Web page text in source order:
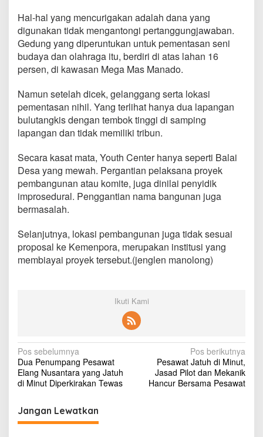
r
Hal-hal yang mencurigakan adalah dana yang
digunakan tidak mengantongi pertanggungjawaban.
Gedung yang diperuntukan untuk pementasan seni
budaya dan olahraga itu, berdiri di atas lahan 16
persen, di kawasan Mega Mas Manado.
Namun setelah dicek, gelanggang serta lokasi
pementasan nihil. Yang terlihat hanya dua lapangan
bulutangkis dengan tembok tinggi di samping
lapangan dan tidak memiliki tribun.
Secara kasat mata, Youth Center hanya seperti Balai
Desa yang mewah. Pergantian pelaksana proyek
pembangunan atau komite, juga dinilai penyidik
improsedural. Penggantian nama bangunan juga
bermasalah.
Selanjutnya, lokasi pembangunan juga tidak sesuai
proposal ke Kemenpora, merupakan institusi yang
membiayai proyek tersebut.(jenglen manolong)
Ikuti Kami
N
a
v
i
g
Pos sebelumnya
Dua Penumpang Pesawat
Elang Nusantara yang Jatuh
di Minut Diperkirakan Tewas
Pos berikutnya
Pesawat Jatuh di Minut,
Jasad Pilot dan Mekanik
Hancur Bersama Pesawat
Jangan Lewatkan